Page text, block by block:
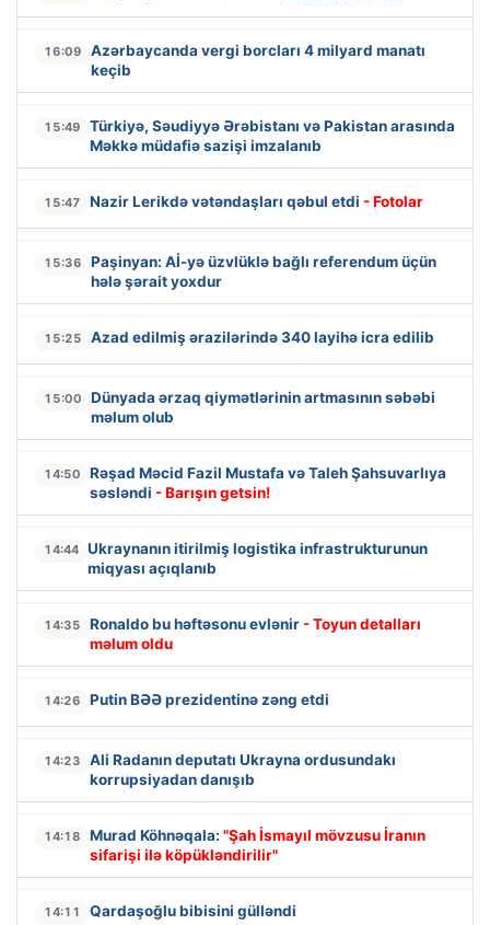
16:09
Azərbaycanda vergi borcları 4 milyard manatı
keçib
15:49
Türkiyə, Səudiyyə Ərəbistanı və Pakistan arasında
Məkkə müdafiə sazişi imzalanıb
15:47 Nazir Lerikdə vətəndaşları qəbul etdi - Fotolar
15:36
Paşinyan: Aİ-yə üzvlüklə bağlı referendum üçün
hələ şərait yoxdur
15:25 Azad edilmiş ərazilərində 340 layihə icra edilib
15:00
Dünyada ərzaq qiymətlərinin artmasının səbəbi
məlum olub
14:50
Rəşad Məcid Fazil Mustafa və Taleh Şahsuvarlıya
səsləndi - Barışın getsin!
14:44 Ukraynanın itirilmiş logistika infrastrukturunun
miqyası açıqlanıb
14:35 Ronaldo bu həftəsonu evlənir - Toyun detalları
məlum oldu
14:26 Putin BƏƏ prezidentinə zəng etdi
14:23
Ali Radanın deputatı Ukrayna ordusundakı
korrupsiyadan danışıb
14:18 Murad Köhnəqala: "Şah İsmayıl mövzusu İranın
sifarişi ilə köpükləndirilir"
14:11 Qardaşoğlu bibisini gülləndi